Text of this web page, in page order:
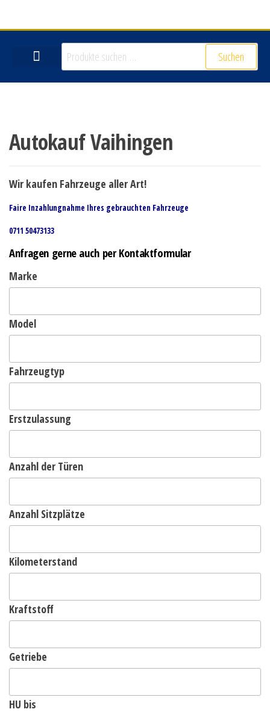
Suchen
Autokauf Vaihingen
Wir kaufen Fahrzeuge aller Art!
Faire Inzahlungnahme Ihres gebrauchten Fahrzeuge
0711 50473133
Anfragen gerne auch per Kontaktformular
Marke
Model
Fahrzeugtyp
Erstzulassung
Anzahl der Türen
Anzahl Sitzplätze
Kilometerstand
Kraftstoff
Getriebe
HU bis